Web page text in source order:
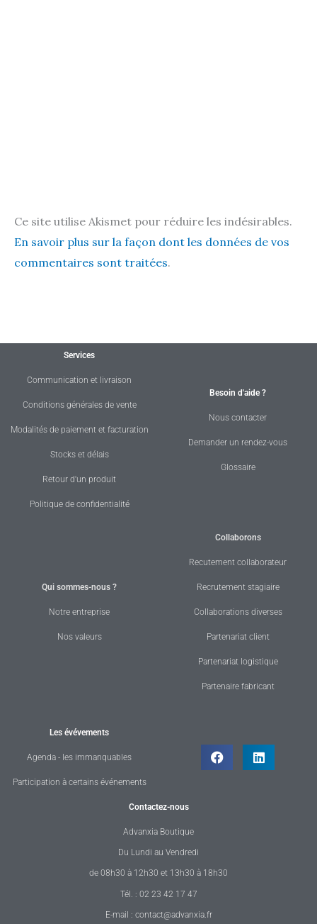
Ce site utilise Akismet pour réduire les indésirables.
En savoir plus sur la façon dont les données de vos
commentaires sont traitées.
Services
Communication et livraison
Conditions générales de vente
Modalités de paiement et facturation
Stocks et délais
Retour d'un produit
Politique de confidentialité
Besoin d'aide ?
Nous contacter
Demander un rendez-vous
Glossaire
Qui sommes-nous ?
Notre entreprise
Nos valeurs
Collaborons
Recutement collaborateur
Recrutement stagiaire
Collaborations diverses
Partenariat client
Partenariat logistique
Partenaire fabricant
Les évévements
Agenda - les immanquables
Participation à certains événements
Contactez-nous
Advanxia Boutique
Du Lundi au Vendredi
de 08h30 à 12h30 et 13h30 à 18h30
Tél. : 02 23 42 17 47
E-mail : contact@advanxia.fr